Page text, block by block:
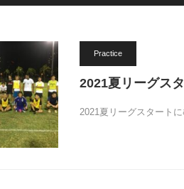
Practice
2021夏リーグス
2021夏リーグスタート